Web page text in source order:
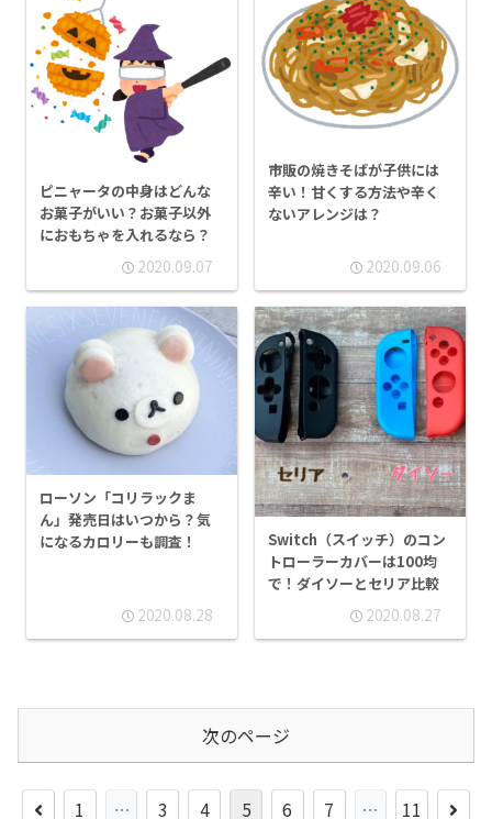
ピニャータの中身はどんな
お菓子がいい？お菓子以外
におもちゃを入れるなら？
2020.09.07
市販の焼きそばが子供には
辛い！甘くする方法や辛く
ないアレンジは？
2020.09.06
ローソン「コリラックま
ん」発売日はいつから？気
になるカロリーも調査！
2020.08.28
Switch（スイッチ）のコン
トローラーカバーは100均
で！ダイソーとセリア比較
2020.08.27
次のページ
前 1 … 3 4 5 6 7 … 11 次